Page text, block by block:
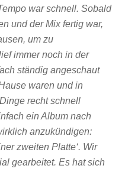
war schnell. Sobald
und der Mix fertig war,
um zu
immer noch in der
ständig angeschaut
waren und in
recht schnell
ein Album nach
anzukündigen:
zweiten Platte‘. Wir
gearbeitet. Es hat sich